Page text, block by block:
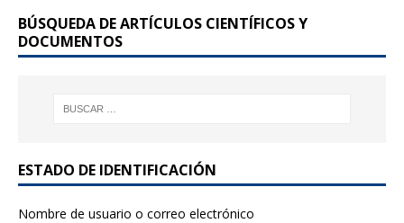
c
e
o
k
it
te
BÚSQUEDA DE ARTÍCULOS CIENTÍFICOS Y
DOCUMENTOS
ESTADO DE IDENTIFICACIÓN
Nombre de usuario o correo electrónico